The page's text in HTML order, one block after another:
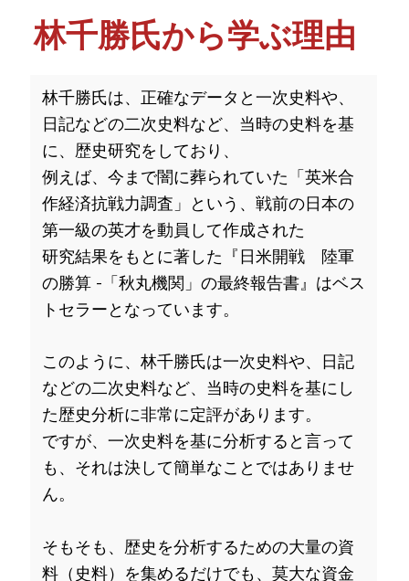
林千勝氏から学ぶ理由
林千勝氏は、正確なデータと一次史料や、
日記などの二次史料など、当時の史料を基
に、歴史研究をしており、
例えば、今まで闇に葬られていた「英米合
作経済抗戦力調査」という、戦前の日本の
第一級の英才を動員して作成された
研究結果をもとに著した『日米開戦 陸軍
の勝算 -「秋丸機関」の最終報告書』はベス
トセラーとなっています。
このように、林千勝氏は一次史料や、日記
などの二次史料など、当時の史料を基にし
た歴史分析に非常に定評があります。
ですが、一次史料を基に分析すると言って
も、それは決して簡単なことではありませ
ん。
そもそも、歴史を分析するための大量の資
料（史料）を集めるだけでも、莫大な資金